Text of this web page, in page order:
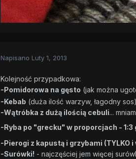
Napisano Luty 1, 2013
Kolejność przypadkowa:
-Pomidorowa na gęsto (jak można
-Kebab (duża ilość warzyw, łagodny sos)
-Wątróbka z dużą ilością cebuli...
-Ryba po "grecku" w proporcjach -
-Pierogi z kapustą i grzybami (TYLKO i
-Surówki! - najczęściej jem więcej